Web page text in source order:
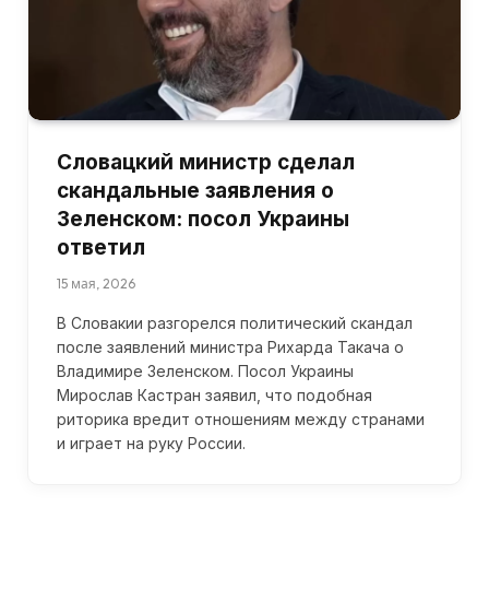
Словацкий министр сделал
скандальные заявления о
Зеленском: посол Украины
ответил
15 мая, 2026
В Словакии разгорелся политический скандал
после заявлений министра Рихарда Такача о
Владимире Зеленском. Посол Украины
Мирослав Кастран заявил, что подобная
риторика вредит отношениям между странами
и играет на руку России.